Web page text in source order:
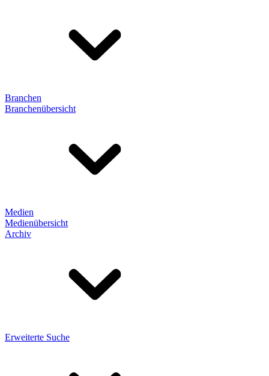
Branchen
Branchenübersicht
Medien
Medienübersicht
Archiv
Erweiterte Suche